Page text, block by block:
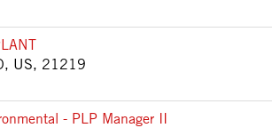
US, 21219
- PLP Manager II